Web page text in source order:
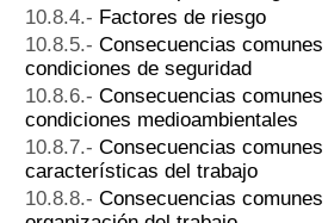
Factores de riesgo
Consecuencias
condiciones de seguridad
Consecuencias
condiciones medioambientales
Consecuencias
características del trabajo
Consecuencias